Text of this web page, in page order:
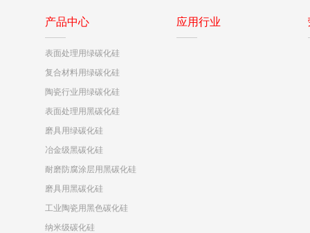
产品中心
表面处理用绿碳化硅
复合材料用绿碳化硅
陶瓷行业用绿碳化硅
表面处理用黑碳化硅
磨具用绿碳化硅
冶金级黑碳化硅
耐磨防腐涂层用黑碳化硅
磨具用黑碳化硅
工业陶瓷用黑色碳化硅
纳米级碳化硅
应用行业